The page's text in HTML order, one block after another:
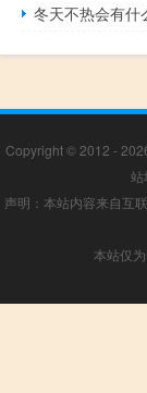
冬天不热会有什
Copyright © 2012 -
站
声明：本站内容来自互
本站仅